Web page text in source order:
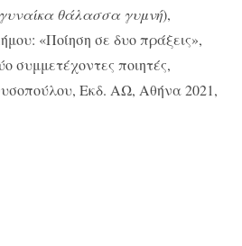
γυναίκα θάλασσα γυμνή),
«Ποίηση σε δυο πράξεις»,
συμμετέχοντες ποιητές,
Eκδ. ΑΩ, Αθήνα 2021,